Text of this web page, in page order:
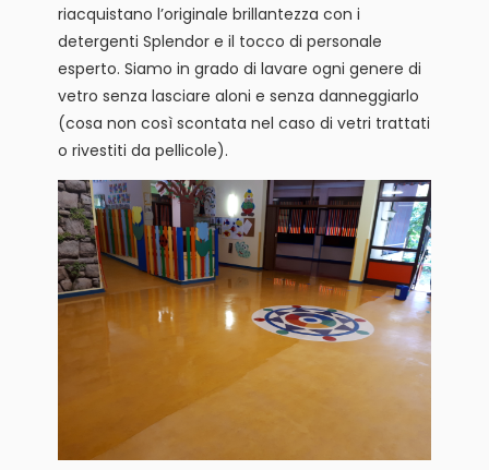
riacquistano l’originale brillantezza con i
detergenti Splendor e il tocco di personale
esperto. Siamo in grado di lavare ogni genere di
vetro senza lasciare aloni e senza danneggiarlo
(cosa non così scontata nel caso di vetri trattati
o rivestiti da pellicole).